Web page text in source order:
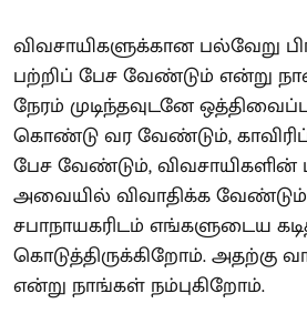
விவசாயிகளுக்கான பல்வேறு
பற்றிப் பேச வேண்டும் என்று
நேரம் முடிந்தவுடனே
கொண்டு வர வேண்டும்,
பேச வேண்டும், விவசாயிகளின்
அவையில் விவாதிக்க
சபாநாயகரிடம் எங்களுடைய
கொடுத்திருக்கிறோம். அதற்கு
என்று நாங்கள் நம்புகிறோம்.